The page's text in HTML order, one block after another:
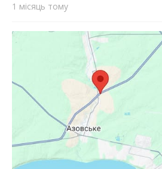
1 місяць тому